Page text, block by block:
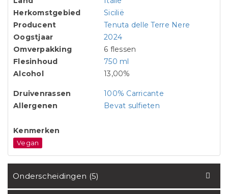
Herkomstgebied
Sicilië
Producent
Tenuta delle Terre Nere
Oogstjaar
2024
Omverpakking
6 flessen
Flesinhoud
750 ml
Alcohol
13,00%
Druivenrassen
100% Carricante
Allergenen
Bevat sulfieten
Kenmerken
Vegan
Onderscheidingen (5)